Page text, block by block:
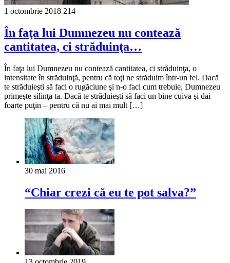
1 octombrie 2018 214
În faţa lui Dumnezeu nu contează
cantitatea, ci străduinţa…
În faţa lui Dumnezeu nu contează cantitatea, ci străduinţa, o
intensitate în străduinţă, pentru că toţi ne străduim într-un fel. Dacă
te străduieşti să faci o rugăciune şi n-o faci cum trebuie, Dumnezeu
primeşte silinţa ta. Dacă te străduieşti să faci un bine cuiva şi dai
foarte puţin – pentru că nu ai mai mult […]
30 mai 2016
“Chiar crezi că eu te pot salva?”